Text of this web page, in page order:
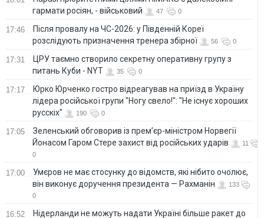
гармати росіян, - військовий
47 0
17:46
Після провалу на ЧС-2026: у Південній Кореї
розслідують призначення тренера збірної
56 0
17:31
ЦРУ таємно створило секретну оперативну групу з
питань Куби - NYT
35 0
17:17
Юрко Юрченко гостро відреагував на приїзд в Україну
лідера російської групи "Ногу свело!": "Не існує хороших
русскіх"
190 0
17:05
Зеленський обговорив із прем’єр-міністром Норвегії
Йонасом Гаром Стере захист від російських ударів
11
0
17:00
Умєров не має стосунку до відомств, які нібито очолює,
він виконує доручення президента — Рахманін
133
0
16:52
Нідерланди не можуть надати Україні більше ракет до